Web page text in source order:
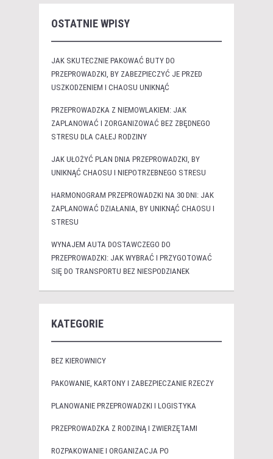
OSTATNIE WPISY
JAK SKUTECZNIE PAKOWAĆ BUTY DO
PRZEPROWADZKI, BY ZABEZPIECZYĆ JE PRZED
USZKODZENIEM I CHAOSU UNIKNĄĆ
PRZEPROWADZKA Z NIEMOWLAKIEM: JAK
ZAPLANOWAĆ I ZORGANIZOWAĆ BEZ ZBĘDNEGO
STRESU DLA CAŁEJ RODZINY
JAK UŁOŻYĆ PLAN DNIA PRZEPROWADZKI, BY
UNIKNĄĆ CHAOSU I NIEPOTRZEBNEGO STRESU
HARMONOGRAM PRZEPROWADZKI NA 30 DNI: JAK
ZAPLANOWAĆ DZIAŁANIA, BY UNIKNĄĆ CHAOSU I
STRESU
WYNAJEM AUTA DOSTAWCZEGO DO
PRZEPROWADZKI: JAK WYBRAĆ I PRZYGOTOWAĆ
SIĘ DO TRANSPORTU BEZ NIESPODZIANEK
KATEGORIE
BEZ KIEROWNICY
PAKOWANIE, KARTONY I ZABEZPIECZANIE RZECZY
PLANOWANIE PRZEPROWADZKI I LOGISTYKA
PRZEPROWADZKA Z RODZINĄ I ZWIERZĘTAMI
ROZPAKOWANIE I ORGANIZACJA PO